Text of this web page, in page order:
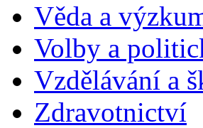
Věda a
Volby a
Vzdělávání a
Zdravotnictví